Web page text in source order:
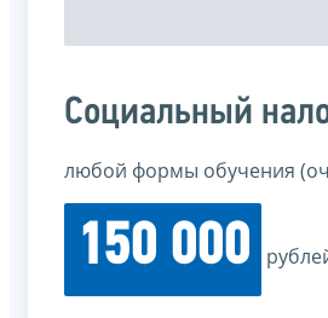
Социальный
любой формы обучения
150 000